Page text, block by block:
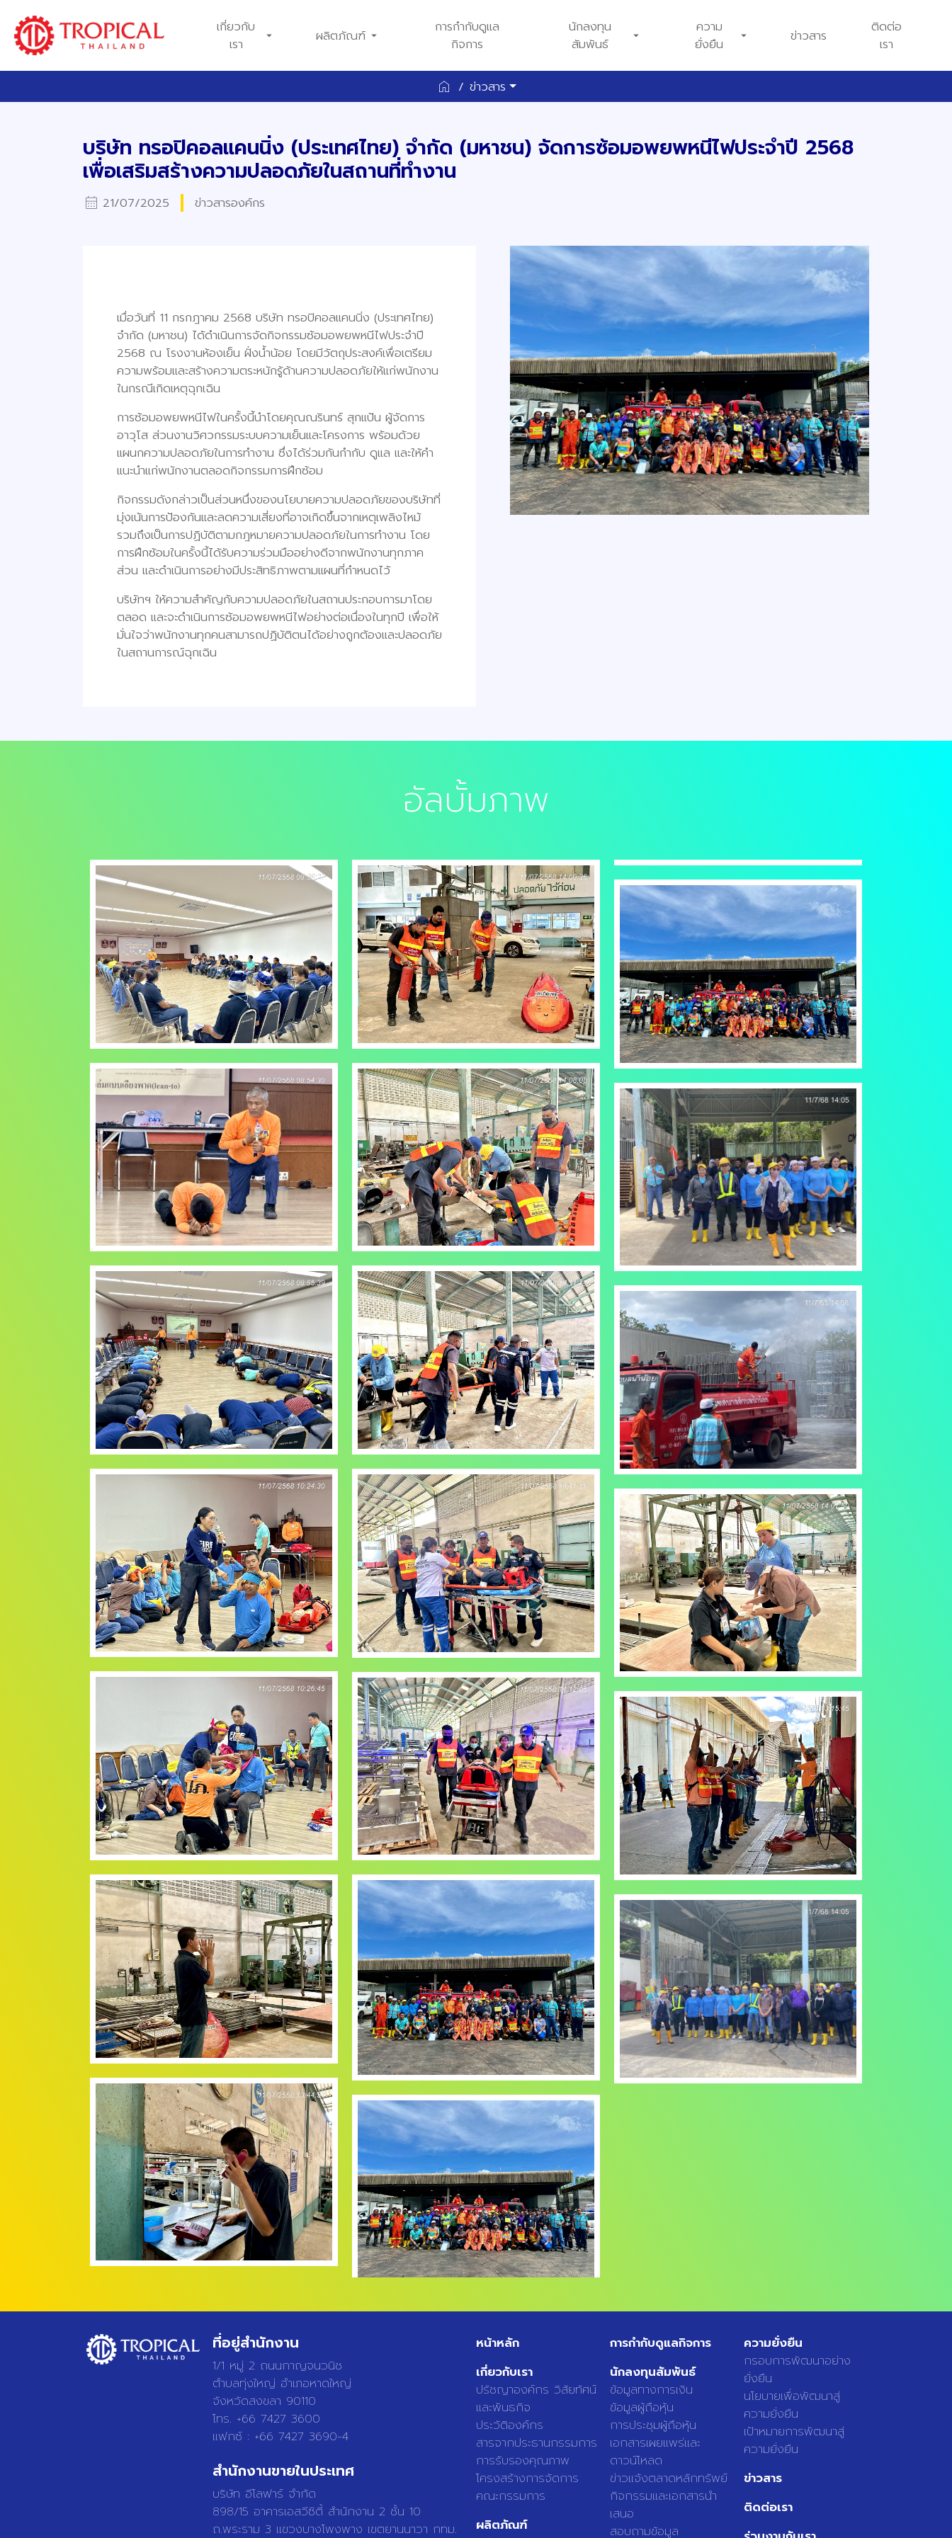
เกี่ยวกับ
เรา
arrow_drop_down ผลิตภัณฑ์ arrow_drop_down
การกำกับดูแล
กิจการ
นักลงทุน
สัมพันธ์
arrow_drop_down
ความ
ยั่งยืน
arrow_drop_down ข่าวสาร
ติดต่อ
เรา
home ข่าวสาร
บริษัท ทรอปิคอลแคนนิ่ง (ประเทศไทย) จำกัด (มหาชน) จัดการซ้อมอพยพหนีไฟประจำปี 2568
เพื่อเสริมสร้างความปลอดภัยในสถานที่ทำงาน
calendar_month 21/07/2025 ข่าวสารองค์กร
เมื่อวันที่ 11 กรกฎาคม 2568 บริษัท ทรอปิคอลแคนนิ่ง (ประเทศไทย)
จำกัด (มหาชน) ได้ดำเนินการจัดกิจกรรมซ้อมอพยพหนีไฟประจำปี
2568 ณ โรงงานห้องเย็น ฝั่งน้ำน้อย โดยมีวัตถุประสงค์เพื่อเตรียม
ความพร้อมและสร้างความตระหนักรู้ด้านความปลอดภัยให้แก่พนักงาน
ในกรณีเกิดเหตุฉุกเฉิน
การซ้อมอพยพหนีไฟในครั้งนี้นำโดยคุณณรินทร์ สุกแป้น ผู้จัดการ
อาวุโส ส่วนงานวิศวกรรมระบบความเย็นและโครงการ พร้อมด้วย
แผนกความปลอดภัยในการทำงาน ซึ่งได้ร่วมกันกำกับ ดูแล และให้คำ
แนะนำแก่พนักงานตลอดกิจกรรมการฝึกซ้อม
กิจกรรมดังกล่าวเป็นส่วนหนึ่งของนโยบายความปลอดภัยของบริษัทที่
มุ่งเน้นการป้องกันและลดความเสี่ยงที่อาจเกิดขึ้นจากเหตุเพลิงไหม้
รวมถึงเป็นการปฏิบัติตามกฎหมายความปลอดภัยในการทำงาน โดย
การฝึกซ้อมในครั้งนี้ได้รับความร่วมมืออย่างดีจากพนักงานทุกภาค
ส่วน และดำเนินการอย่างมีประสิทธิภาพตามแผนที่กำหนดไว้
บริษัทฯ ให้ความสำคัญกับความปลอดภัยในสถานประกอบการมาโดย
ตลอด และจะดำเนินการซ้อมอพยพหนีไฟอย่างต่อเนื่องในทุกปี เพื่อให้
มั่นใจว่าพนักงานทุกคนสามารถปฏิบัติตนได้อย่างถูกต้องและปลอดภัย
ในสถานการณ์ฉุกเฉิน
อัลบั้มภาพ
ที่อยู่สำนักงาน
1/1 หมู่ 2 ถนนกาญจนวนิช
ตำบลทุ่งใหญ่ อำเภอหาดใหญ่
จังหวัดสงขลา 90110
โทร. +66 7427 3600
แฟกซ์ : +66 7427 3690-4
สำนักงานขายในประเทศ
บริษัท อีโลฟาร์ จำกัด
898/15 อาคารเอสวีซิตี้ สำนักงาน 2 ชั้น 10
ถ.พระราม 3 แขวงบางโพงพาง เขตยานนาวา กทม.
หน้าหลัก
เกี่ยวกับเรา
ปรัชญาองค์กร วิสัยทัศน์
และพันธกิจ
ประวัติองค์กร
สารจากประธานกรรมการ
การรับรองคุณภาพ
โครงสร้างการจัดการ
คณะกรรมการ
ผลิตภัณฑ์
การกำกับดูแลกิจการ
นักลงทุนสัมพันธ์
ข้อมูลทางการเงิน
ข้อมูลผู้ถือหุ้น
การประชุมผู้ถือหุ้น
เอกสารเผยแพร่และ
ดาวน์โหลด
ข่าวแจ้งตลาดหลักทรัพย์
กิจกรรมและเอกสารนำ
เสนอ
สอบถามข้อมูล
ความยั่งยืน
กรอบการพัฒนาอย่าง
ยั่งยืน
นโยบายเพื่อพัฒนาสู่
ความยั่งยืน
เป้าหมายการพัฒนาสู่
ความยั่งยืน
ข่าวสาร
ติดต่อเรา